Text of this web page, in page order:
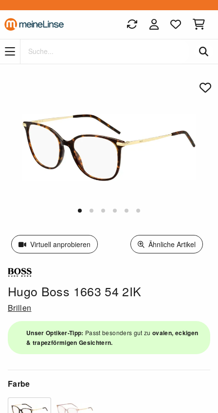
Zum Hauptinhalt springen
Virtuell anprobieren Ähnliche Artikel
Hugo Boss 1663 54 2IK
Brillen
Unser Optiker-Tipp: Passt besonders gut zuovalen, eckigen
& trapezförmigen Gesichtern.
Farbe